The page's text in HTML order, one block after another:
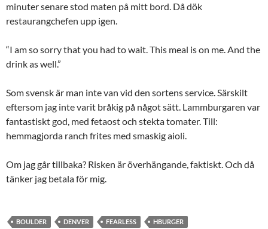
minuter senare stod maten på mitt bord. Då dök
restaurangchefen upp igen.
“I am so sorry that you had to wait. This meal is on me. And the
drink as well.”
Som svensk är man inte van vid den sortens service. Särskilt
eftersom jag inte varit bråkig på något sätt. Lammburgaren var
fantastiskt god, med fetaost och stekta tomater. Till:
hemmagjorda ranch frites med smaskig aioli.
Om jag går tillbaka? Risken är överhängande, faktiskt. Och då
tänker jag betala för mig.
BOULDER DENVER FEARLESS HBURGER